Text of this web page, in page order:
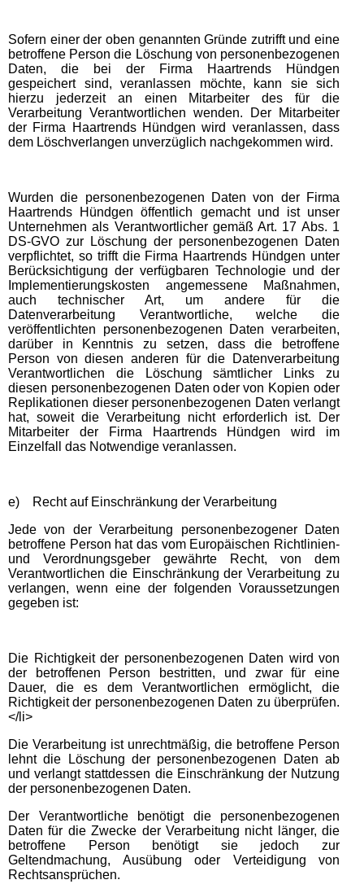
Sofern einer der oben genannten Gründe zutrifft und eine
betroffene Person die Löschung von personenbezogenen
Daten, die bei der Firma Haartrends Hündgen
gespeichert sind, veranlassen möchte, kann sie sich
hierzu jederzeit an einen Mitarbeiter des für die
Verarbeitung Verantwortlichen wenden. Der Mitarbeiter
der Firma Haartrends Hündgen wird veranlassen, dass
dem Löschverlangen unverzüglich nachgekommen wird.
Wurden die personenbezogenen Daten von der Firma
Haartrends Hündgen öffentlich gemacht und ist unser
Unternehmen als Verantwortlicher gemäß Art. 17 Abs. 1
DS-GVO zur Löschung der personenbezogenen Daten
verpflichtet, so trifft die Firma Haartrends Hündgen unter
Berücksichtigung der verfügbaren Technologie und der
Implementierungskosten angemessene Maßnahmen,
auch technischer Art, um andere für die
Datenverarbeitung Verantwortliche, welche die
veröffentlichten personenbezogenen Daten verarbeiten,
darüber in Kenntnis zu setzen, dass die betroffene
Person von diesen anderen für die Datenverarbeitung
Verantwortlichen die Löschung sämtlicher Links zu
diesen personenbezogenen Daten oder von Kopien oder
Replikationen dieser personenbezogenen Daten verlangt
hat, soweit die Verarbeitung nicht erforderlich ist. Der
Mitarbeiter der Firma Haartrends Hündgen wird im
Einzelfall das Notwendige veranlassen.
e) Recht auf Einschränkung der Verarbeitung
Jede von der Verarbeitung personenbezogener Daten
betroffene Person hat das vom Europäischen Richtlinien-
und Verordnungsgeber gewährte Recht, von dem
Verantwortlichen die Einschränkung der Verarbeitung zu
verlangen, wenn eine der folgenden Voraussetzungen
gegeben ist:
Die Richtigkeit der personenbezogenen Daten wird von
der betroffenen Person bestritten, und zwar für eine
Dauer, die es dem Verantwortlichen ermöglicht, die
Richtigkeit der personenbezogenen Daten zu überprüfen.
</li>
Die Verarbeitung ist unrechtmäßig, die betroffene Person
lehnt die Löschung der personenbezogenen Daten ab
und verlangt stattdessen die Einschränkung der Nutzung
der personenbezogenen Daten.
Der Verantwortliche benötigt die personenbezogenen
Daten für die Zwecke der Verarbeitung nicht länger, die
betroffene Person benötigt sie jedoch zur
Geltendmachung, Ausübung oder Verteidigung von
Rechtsansprüchen.